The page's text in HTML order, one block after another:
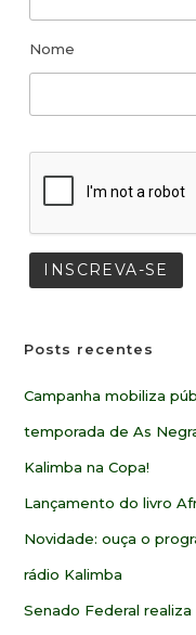
Nome
Posts recentes
Campanha mobiliza
temporada de As
Kalimba na Copa!
Lançamento do livro
Novidade: ouça o
rádio Kalimba
Senado Federal